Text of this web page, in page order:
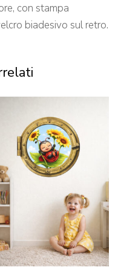
con stampa
biadesivo sul retro.